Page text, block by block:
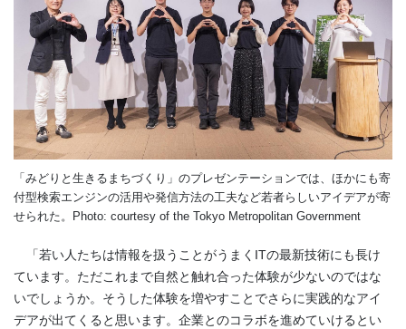
「みどりと生きるまちづくり」のプレゼンテーションでは、ほかにも寄
付型検索エンジンの活用や発信方法の工夫など若者らしいアイデアが寄
せられた。Photo: courtesy of the Tokyo Metropolitan Government
「若い人たちは情報を扱うことがうまくITの最新技術にも長け
ています。ただこれまで自然と触れ合った体験が少ないのではな
いでしょうか。そうした体験を増やすことでさらに実践的なアイ
デアが出てくると思います。企業とのコラボを進めていけるとい